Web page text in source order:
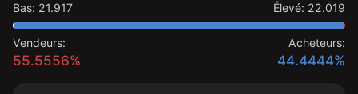
Bas: 21.917 Élevé: 22.019
Vendeurs:
55.5556%
Acheteurs:
44.4444%